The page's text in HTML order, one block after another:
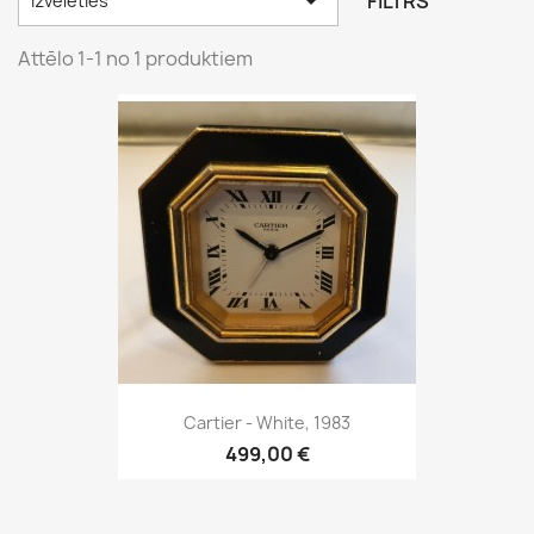
Attēlo 1-1 no 1 produktiem
Cartier - White, 1983
499,00 €